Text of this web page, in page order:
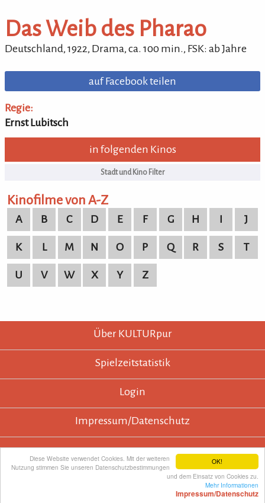
OK!
Diese Website verwendet Cookies. Mit der weiteren
Nutzung stimmen Sie unseren Datenschutzbestimmungen
und dem Einsatz von Cookies zu.
Mehr Informationen
Impressum/Datenschutz
Das Weib des Pharao
Deutschland, 1922, Drama, ca. 100 min., FSK: ab Jahre
auf Facebook teilen
Regie:
Ernst Lubitsch
in folgenden Kinos
Kinofilme von A-Z
A B C D E F G H I J
K L M N O P Q R S T
U V W X Y Z
KULTURpur - wissen wo was läuft.
KULTURpur FooterÜber KULTURpur
Spielzeitstatistik
Login
Impressum/Datenschutz